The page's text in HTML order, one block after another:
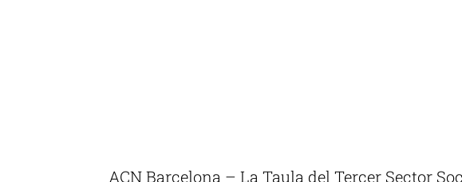
ACN Barcelona – La Taula del Tercer Sector